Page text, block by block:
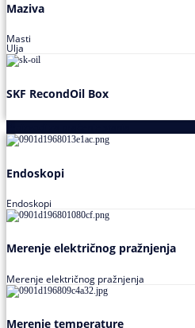
Maziva
Masti
Ulja
SKF RecondOil Box
Endoskopi
Endoskopi
Merenje električnog pražnjenja
Merenje električnog pražnjenja
Merenje temperature